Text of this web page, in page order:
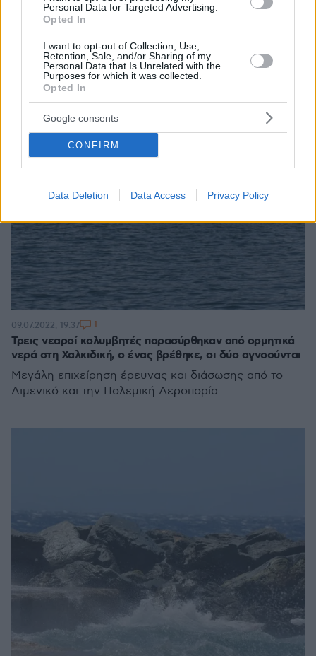
Personal Data for Targeted Advertising.
Opted In
I want to opt-out of Collection, Use,
Retention, Sale, and/or Sharing of my
Personal Data that Is Unrelated with the
Purposes for which it was collected.
Opted In
Google consents
CONFIRM
Data Deletion Data Access Privacy Policy
Τρεις νεαροί κολυμβητές παρασύρθηκαν από ορμητικά
νερά στη Χαλκιδική, ο ένας βρέθηκε, οι δύο αγνοούνται
Μεγάλη επιχείρηση έρευνας και διάσωσης από το
Λιμενικό και την Πολεμική Αεροπορία
09.07.2022, 19:37 1